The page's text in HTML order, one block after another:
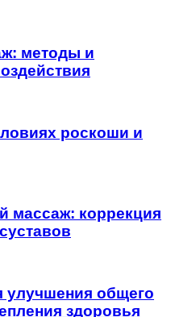
методы и
роскоши и
массаж: коррекция
улучшения общего
здоровья